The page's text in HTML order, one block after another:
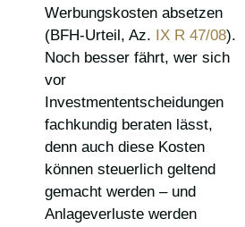
Werbungskosten absetzen
(BFH-Urteil, Az. IX R 47/08).
Noch besser fährt, wer sich
vor
Investmententscheidungen
fachkundig beraten lässt,
denn auch diese Kosten
können steuerlich geltend
gemacht werden – und
Anlageverluste werden